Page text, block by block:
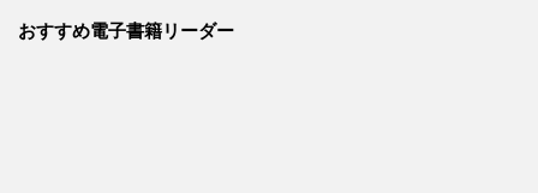
おすすめ電子書籍リーダー